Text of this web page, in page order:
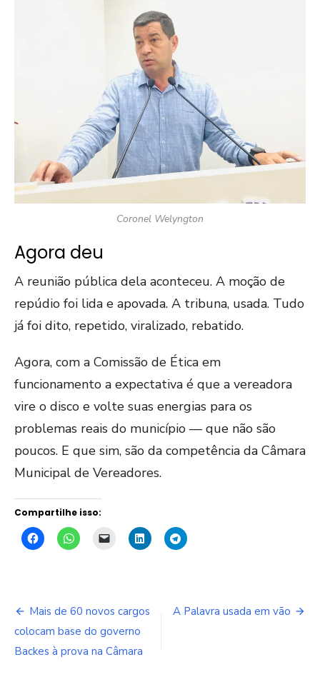
Coronel Welyngton
Agora deu
A reunião pública dela aconteceu. A moção de
repúdio foi lida e apovada. A tribuna, usada. Tudo
já foi dito, repetido, viralizado, rebatido.
Agora, com a Comissão de Ética em
funcionamento a expectativa é que a vereadora
vire o disco e volte suas energias para os
problemas reais do município — que não são
poucos. E que sim, são da competência da Câmara
Municipal de Vereadores.
Compartilhe isso:
Navegação
de
Post
Mais de 60 novos cargos
colocam base do governo
Backes à prova na Câmara
A Palavra usada em vão